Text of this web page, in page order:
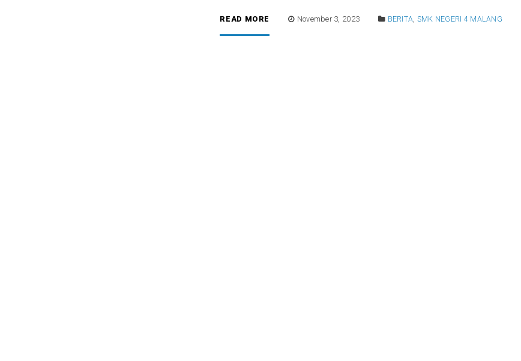
READ MORE November 3, 2023 BERITA SMK NEGERI 4 MALANG